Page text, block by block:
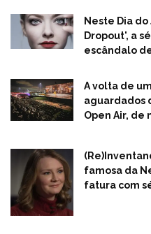
Neste Dia
Dropout', a
escândalo
A volta de
aguardados
Open Air, de
famosa da
fatura com